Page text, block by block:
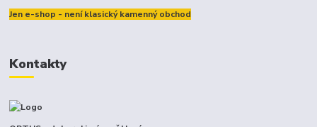
Jen e-shop - není klasický kamenný obchod
Kontakty